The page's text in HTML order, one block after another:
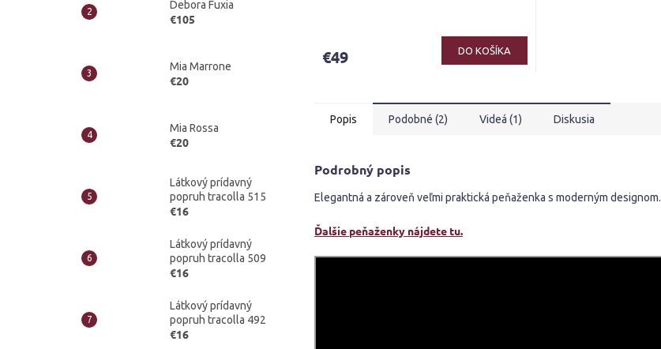
Debora Fuxia
€105
Mia Marrone
€20
Mia Rossa
€20
Látkový prídavný
popruh tracolla 515
€16
Látkový prídavný
popruh tracolla 509
€16
Látkový prídavný
popruh tracolla 492
€16
je
hviezdičiek.
€49 DO KOŠÍKA
Popis Podobné (2) Videá (1) Diskusia
Podrobný popis
Elegantná a zároveň veľmi praktická peňaženka s moderným designom.
Ďalšie peňaženky nájdete tu.